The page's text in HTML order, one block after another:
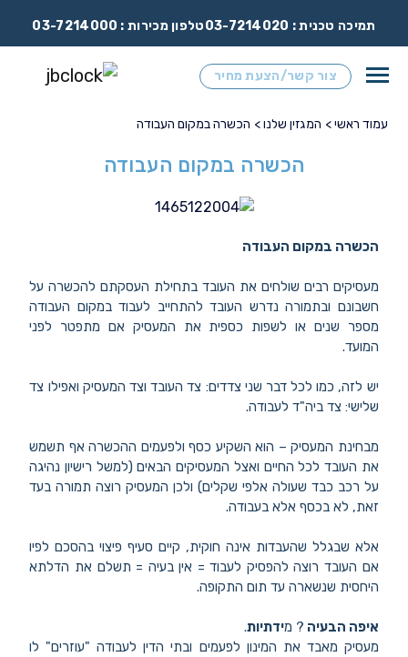
תמיכה טכנית : 03-7214020טלפון מכירות : 03-7214000
צור קשר/הצעת מחיר
עמוד ראשי > המגזין שלנו > הכשרה במקום העבודה
הכשרה במקום העבודה
הכשרה במקום העבודה
מעסיקים רבים שולחים את העובד בתחילת העסקתם להכשרה על
חשבונם ובתמורה נדרש העובד להתחייב לעבוד במקום העבודה
מספר שנים או לשפות כספית את המעסיק אם מתפטר לפני
המועד.
יש לזה, כמו לכל דבר שני צדדים: צד העובד וצד המעסיק ואפילו צד
שלישי: צד ביה"ד לעבודה.
מבחינת המעסיק – הוא השקיע כסף ולפעמים ההכשרה אף תשמש
את העובד לכל החיים ואצל המעסיקים הבאים (למשל רישיון נהיגה
על רכב כבד שעולה אלפי שקלים) ולכן המעסיק רוצה תמורה בעד
זאת, לא בכסף אלא בעבודה.
אלא שבגלל שהעבדות אינה חוקית, קיים סעיף פיצוי בהסכם לפיו
אם העובד רוצה להפסיק לעבוד = אין בעיה = תשלם את הדלתא
היחסית שנשארה עד תום התקופה.
איפה הבעיה ? מידתיות.
מעסיק מאבד את המינון לפעמים ובתי הדין לעבודה "עוזרים" לו